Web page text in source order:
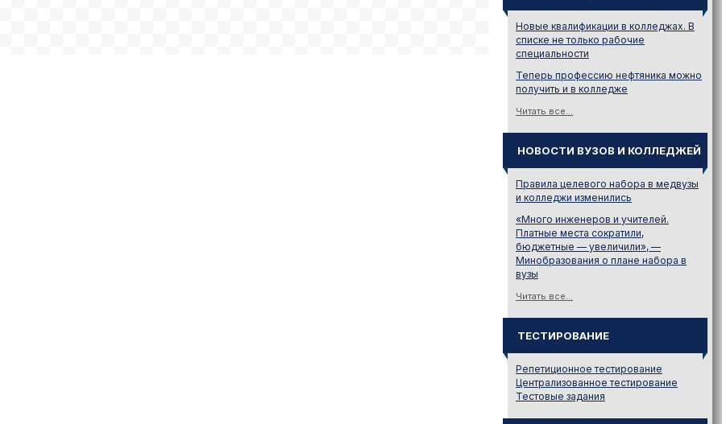
Новые квалификации в колледжах. В
списке не только рабочие
специальности
Теперь профессию нефтяника можно
получить и в колледже
Читать все...
НОВОСТИ ВУЗОВ И КОЛЛЕДЖЕЙ
Правила целевого набора в медвузы
и колледжи изменились
«Много инженеров и учителей.
Платные места сократили,
бюджетные — увеличили», —
Минобразования о плане набора в
вузы
Читать все...
ТЕСТИРОВАНИЕ
Репетиционное тестирование
Централизованное тестирование
Тестовые задания